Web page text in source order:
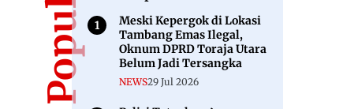
Meski Kepergok di Lokasi
Tambang Emas Ilegal,
Oknum DPRD Toraja Utara
Belum Jadi Tersangka
NEWS29 Jul 2026